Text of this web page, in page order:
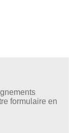
formulaire en